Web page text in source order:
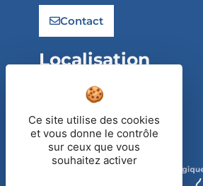
Contact
Localisation
4 rue de l'Église
67190 MUTZIG
Itinéraire
Ce site utilise des cookies
et vous donne le contrôle
sur ceux que vous
souhaitez activer